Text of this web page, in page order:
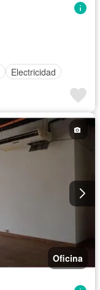
Electricidad
Oficina